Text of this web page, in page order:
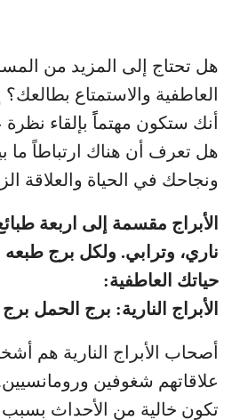
هل تحتاج إلى المزيد من
العاطفية والاستمتاع
أنك ستكون مهتماًً بإلقاء
هل تعرف أن هناك ارتباطاً ما
ونجاحك في الحياة والعلاقة
الأبراج مقسمة إلى اربعة
ناري، وترابي. ولكل برج طبعه
حياتك العاطفية:
الأبراج النارية: برج الحمل
أصحاب الأبراج النارية هم
علاقاتهم شغوفين ورومانسيين.
تكون خالية من الأحداث بسبب